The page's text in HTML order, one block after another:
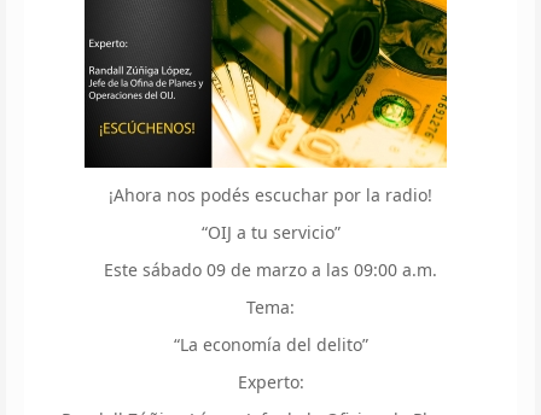
¡Ahora nos podés escuchar por la radio!
“OIJ a tu servicio”
Este sábado 09 de marzo a las 09:00 a.m.
Tema:
“La economía del delito”
Experto: